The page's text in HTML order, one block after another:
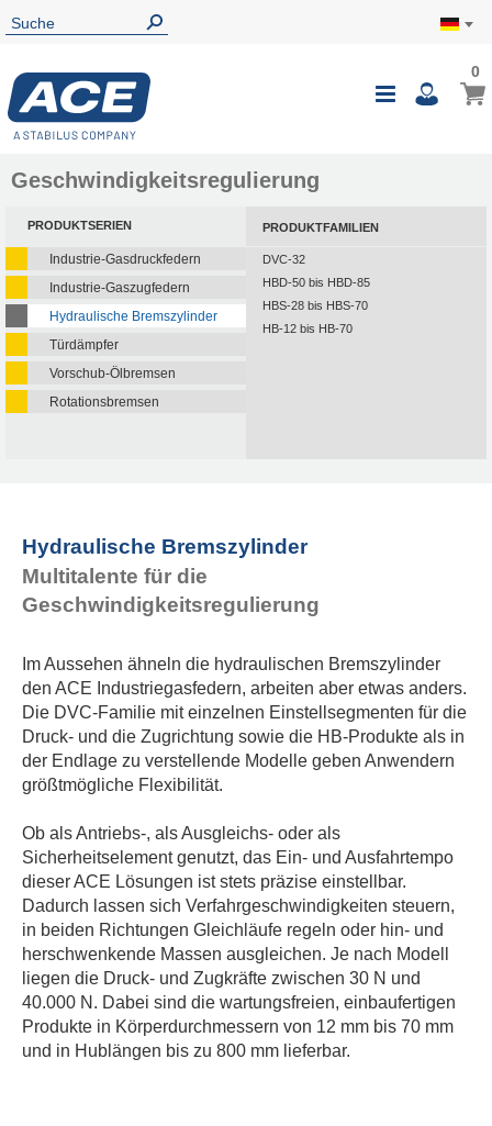
0
Geschwindigkeitsregulierung
PRODUKTSERIEN
Industrie-Gasdruckfedern
Industrie-Gaszugfedern
Hydraulische Bremszylinder
Türdämpfer
Vorschub-Ölbremsen
Rotationsbremsen
PRODUKTFAMILIEN
DVC-32
HBD-50 bis HBD-85
HBS-28 bis HBS-70
HB-12 bis HB-70
Hydraulische Bremszylinder
Multitalente für die
Geschwindigkeitsregulierung
Im Aussehen ähneln die hydraulischen Bremszylinder
den ACE Industriegasfedern, arbeiten aber etwas anders.
Die DVC-Familie mit einzelnen Einstellsegmenten für die
Druck- und die Zugrichtung sowie die HB-Produkte als in
der Endlage zu verstellende Modelle geben Anwendern
größtmögliche Flexibilität.
Ob als Antriebs-, als Ausgleichs- oder als
Sicherheitselement genutzt, das Ein- und Ausfahrtempo
dieser ACE Lösungen ist stets präzise einstellbar.
Dadurch lassen sich Verfahrgeschwindigkeiten steuern,
in beiden Richtungen Gleichläufe regeln oder hin- und
herschwenkende Massen ausgleichen. Je nach Modell
liegen die Druck- und Zugkräfte zwischen 30 N und
40.000 N. Dabei sind die wartungsfreien, einbaufertigen
Produkte in Körperdurchmessern von 12 mm bis 70 mm
und in Hublängen bis zu 800 mm lieferbar.